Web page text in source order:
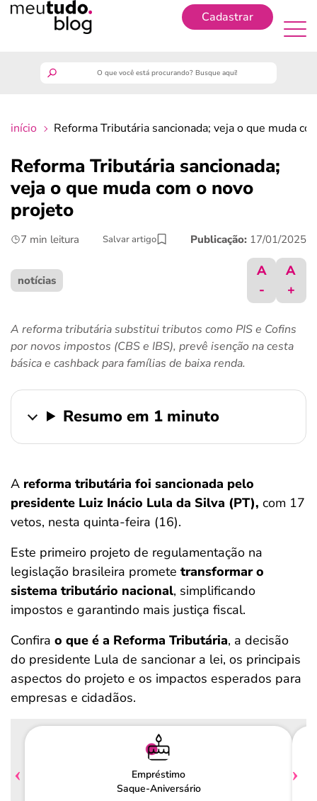
Cadastrar
finanças
benefícios
últimas notícias
ferramentas
início Reforma Tributária sancionada; veja o que muda
Reforma Tributária sancionada;
veja o que muda com o novo
projeto
7 min leitura Salvar artigo Publicação: 17/01/2025
notícias
A
-
A
+
A reforma tributária substitui tributos como PIS e Cofins
por novos impostos (CBS e IBS), prevê isenção na cesta
básica e cashback para famílias de baixa renda.
Resumo em 1 minuto
A reforma tributária foi sancionada pelo
presidente Luiz Inácio Lula da Silva (PT), com 17
vetos, nesta quinta-feira (16).
Este primeiro projeto de regulamentação na
legislação brasileira promete transformar o
sistema tributário nacional, simplificando
impostos e garantindo mais justiça fiscal.
Confira o que é a Reforma Tributária, a decisão
do presidente Lula de sancionar a lei, os principais
aspectos do projeto e os impactos esperados para
empresas e cidadãos.
Empréstimo
Saque-Aniversário